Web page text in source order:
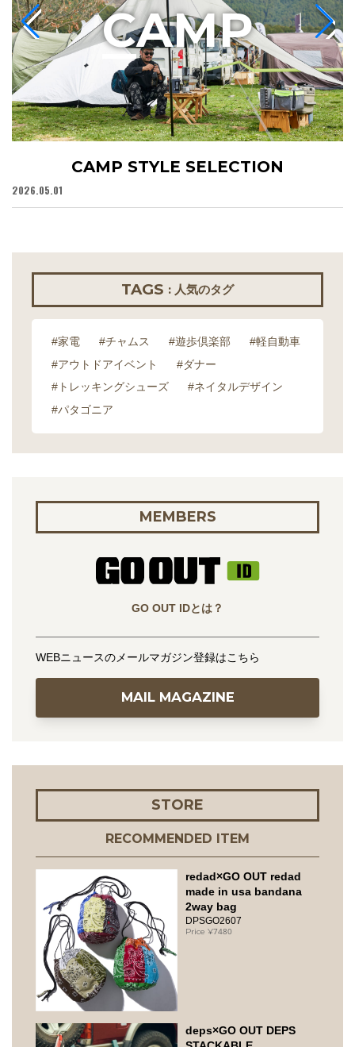
CAMP STYLE SELECTION
2026.05.01
CAMP
TAGS : 人気のタグ
#家電 #チャムス #遊歩倶楽部
#軽自動車
#アウトドアイベント
#ダナー
#トレッキングシューズ
#ネイタルデザイン
#パタゴニア
MEMBERS
GO OUT IDとは？
WEBニュースのメールマガジン登録はこちら
MAIL MAGAZINE
STORE
RECOMMENDED ITEM
redad×GO OUT redad
made in usa bandana
2way bag
DPSGO2607
7480
deps×GO OUT DEPS